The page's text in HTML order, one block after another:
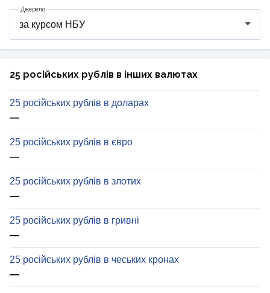
Джерело
25 російських рублів в інших валютах
25 російських рублів в доларах
—
25 російських рублів в євро
—
25 російських рублів в злотих
—
25 російських рублів в гривні
—
25 російських рублів в чеських кронах
—